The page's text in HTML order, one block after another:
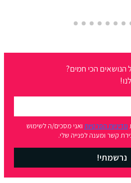
הכי חמים?
הפרטיותואני מסכים/ה לשימוש
קשר ומענה לפנייה שלי.
נרשמתי!